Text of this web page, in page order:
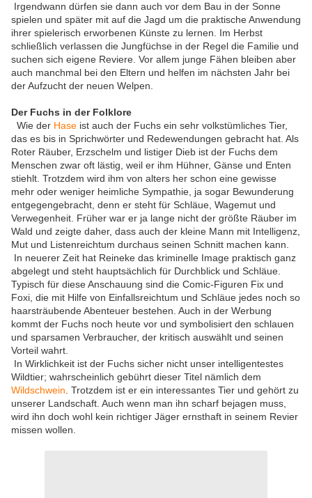
Irgendwann dürfen sie dann auch vor dem Bau in der Sonne
spielen und später mit auf die Jagd um die praktische Anwendung
ihrer spielerisch erworbenen Künste zu lernen. Im Herbst
schließlich verlassen die Jungfüchse in der Regel die Familie und
suchen sich eigene Reviere. Vor allem junge Fähen bleiben aber
auch manchmal bei den Eltern und helfen im nächsten Jahr bei
der Aufzucht der neuen Welpen.
Der Fuchs in der Folklore
Wie der Hase ist auch der Fuchs ein sehr volkstümliches Tier,
das es bis in Sprichwörter und Redewendungen gebracht hat. Als
Roter Räuber, Erzschelm und listiger Dieb ist der Fuchs dem
Menschen zwar oft lästig, weil er ihm Hühner, Gänse und Enten
stiehlt. Trotzdem wird ihm von alters her schon eine gewisse
mehr oder weniger heimliche Sympathie, ja sogar Bewunderung
entgegengebracht, denn er steht für Schläue, Wagemut und
Verwegenheit. Früher war er ja lange nicht der größte Räuber im
Wald und zeigte daher, dass auch der kleine Mann mit Intelligenz,
Mut und Listenreichtum durchaus seinen Schnitt machen kann.
In neuerer Zeit hat Reineke das kriminelle Image praktisch ganz
abgelegt und steht hauptsächlich für Durchblick und Schläue.
Typisch für diese Anschauung sind die Comic-Figuren Fix und
Foxi, die mit Hilfe von Einfallsreichtum und Schläue jedes noch so
haarsträubende Abenteuer bestehen. Auch in der Werbung
kommt der Fuchs noch heute vor und symbolisiert den schlauen
und sparsamen Verbraucher, der kritisch auswählt und seinen
Vorteil wahrt.
In Wirklichkeit ist der Fuchs sicher nicht unser intelligentestes
Wildtier; wahrscheinlich gebührt dieser Titel nämlich dem
Wildschwein . Trotzdem ist er ein interessantes Tier und gehört zu
unserer Landschaft. Auch wenn man ihn scharf bejagen muss,
wird ihn doch wohl kein richtiger Jäger ernsthaft in seinem Revier
missen wollen.